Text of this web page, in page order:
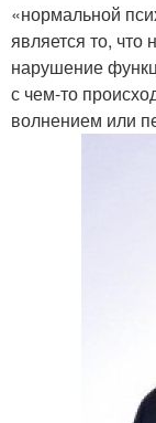
«нормальной
является то,
нарушение
с чем-то
волнением или